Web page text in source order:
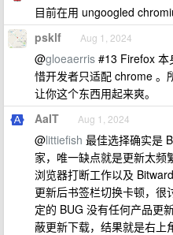
目前在用 ungoogled
psklf Aug 1, 2024
@gloeaerris #13 Firefox 本
惜开发者只适配 chrome 。
让你这个东西用起来爽。
AaIT Aug 1, 2024
@littiefish 最佳选择确实是
家，唯一缺点就是更新太频
浏览器打断工作以及
更新后书签栏切换卡顿，很
定的 BUG 没有任何产品更
蔽更新下载，结果就是右上